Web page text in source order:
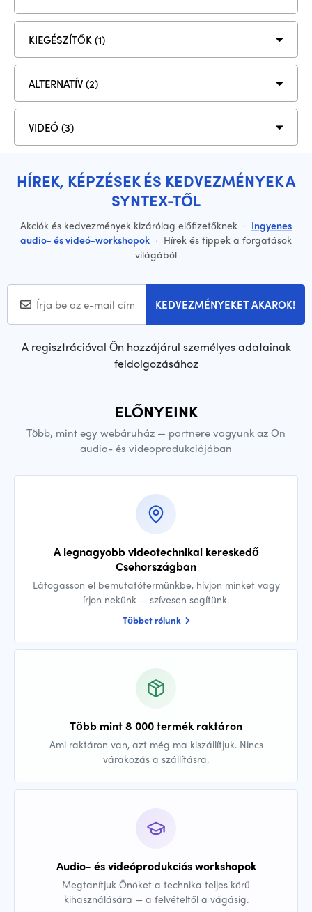
KIEGÉSZÍTŐK (1)
ALTERNATÍV (2)
VIDEÓ (3)
HÍREK, KÉPZÉSEK ÉS KEDVEZMÉNYEK A
SYNTEX-TŐL
Akciók és kedvezmények kizárólag előfizetőknek · Ingyenes
audio- és videó-workshopok · Hírek és tippek a forgatások
világából
KEDVEZMÉNYEKET AKAROK!
A regisztrációval Ön hozzájárul személyes adatainak
feldolgozásához
ELŐNYEINK
Több, mint egy webáruház — partnere vagyunk az Ön
audio- és videoprodukciójában
A legnagyobb videotechnikai kereskedő
Csehországban
Látogasson el bemutatótermünkbe, hívjon minket vagy
írjon nekünk — szívesen segítünk.
Többet rólunk
Több mint 8 000 termék raktáron
Ami raktáron van, azt még ma kiszállítjuk. Nincs
várakozás a szállításra.
Audio- és videóprodukciós workshopok
Megtanítjuk Önöket a technika teljes körű
kihasználására — a felvételtől a vágásig.